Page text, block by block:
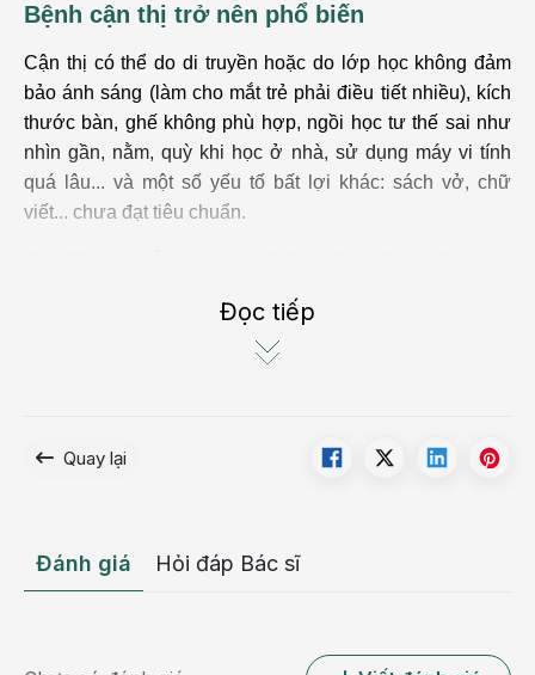
Bệnh cận thị trở nên phổ biến
Cận thị có thể do di truyền hoặc do lớp học không đảm
bảo ánh sáng (làm cho mắt trẻ phải điều tiết nhiều), kích
thước bàn, ghế không phù hợp, ngồi học tư thế sai như
nhìn gần, nằm, quỳ khi học ở nhà, sử dụng máy vi tính
quá lâu... và một số yếu tố bất lợi khác: sách vở, chữ
viết... chưa đạt tiêu chuẩn.
kết quả nghiên cứu của các đề tài khoa học tiến hành ở
các địa phương, tỷ lệ mắc tật cận thị ở học sinh Việt Nam
thị lực nhìn gần trong học tập và sinh hoạt trong cuộc
sáng, nhất là tình trạng sử dụng vi tính hoặc xem ti vi quá
Đọc tiếp
Quay lại
Đánh giá Hỏi đáp Bác sĩ